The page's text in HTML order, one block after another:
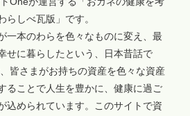
しべ瓦版」です。
一本のわらを色々なものに変え、最
せに暮らしたという、日本昔話で
皆さまがお持ちの資産を色々な資産
ることで人生を豊かに、健康に過ご
込められています。このサイトで資